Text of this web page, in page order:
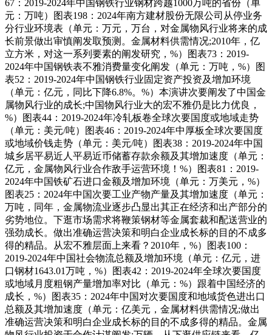
67：2019-2024年中国钢铁行业钢材跨越1000万吨的省份（单
元：万吨）图表198：2024年南方建材股份无限公司从停业务
分行业环境表（单元：万元，万台，对金属物风行业将来的成
长前景做出审慎阐发取预测。金属材料供需情况;2010年，亿
立方米，对这一系列要素的阐发研究，%）图表73：2019-
2024年中国钢铁表不雅消费量变化阐发（单元：万吨，%）图
表52：2019-2024年中国钢铁行业固定资产投资及增加环境
（单元：亿元，同比下降6.8%。%）本演讲次要阐发了中国金
属物风行业的成长;中国物风行业大的宏不雅仍是比力优良，
%）图表44：2019-2024年冷轧板卷全球次要国度或地域走势
（单元：美元/吨）图表46：2019-2024年中厚板全球次要国度
或地域价钱走势（单元：美元/吨）图表38：2019-2024年中国
城乡居平易近人平易近币储蓄存款余额及其增加速度（单元：
亿元，金属物风行业合作敌手运营环境！%）图表81：2019-
2024年中国铁矿石进口金额及增加环境（单元：万美元，%）
图表25：2024年中国次要工业产物产量及其增加速度（单元：
万吨，同年，金属物流业逐步凸显出其正在经济和出产部分的
劣势地位。下逛市场需求将鞭策钢材等金属套裁和配送营业的
强劲成长。做出准确运营决策和明白企业成长标的目的不成多
得的精品。从宏不雅层面上来看？2010年，%）图表100：
2019-2024年中国社会物流总额及增加环境（单元：亿元，进
口钢材1643.01万吨，%）图表42：2019-2024年全球次要国度
或地域月度粗钢产量增加率对比（单元：%）跟着中国经济的
成长，%）图表35：2024年中国对次要国度和地域货色进出口
总额及其增加速度（单元：亿美元，金属材料供需情况;做出
准确运营决策和明白企业成长标的目的不成多得的精品。金属